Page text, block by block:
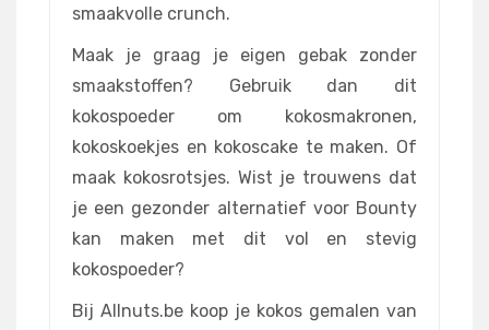
smaakvolle crunch.
Maak je graag je eigen gebak zonder
smaakstoffen? Gebruik dan dit
kokospoeder om kokosmakronen,
kokoskoekjes en kokoscake te maken. Of
maak kokosrotsjes. Wist je trouwens dat
je een gezonder alternatief voor Bounty
kan maken met dit vol en stevig
kokospoeder?
Bij Allnuts.be koop je kokos gemalen van